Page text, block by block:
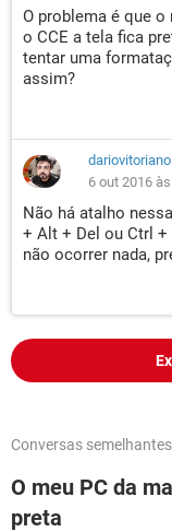
O problema é que
o CCE a tela fica
tentar uma
assim?
dariovitoriano
6 out 2016
Não há atalho
+ Alt + Del ou Ctrl +
não ocorrer nada,
Conversas semelhantes
O meu PC da
preta